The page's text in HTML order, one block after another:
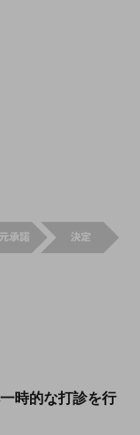
時的な打診を行